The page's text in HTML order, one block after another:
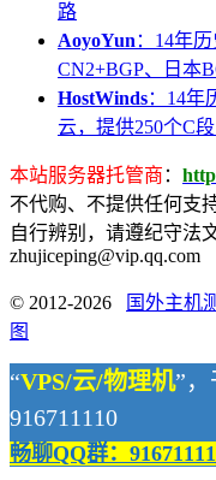
路
AoyoYun ：14年
CN2+BGP、日本
HostWinds：14年
云，提供250个C
本站服务器托管商 ：
不代购、不提供任何支
自行辨别，请遵纪守法
zhujiceping@vip.qq.com
© 2012-2026 国外主机
图
“VPS/云/物理机”，
916711110
畅聊QQ群：